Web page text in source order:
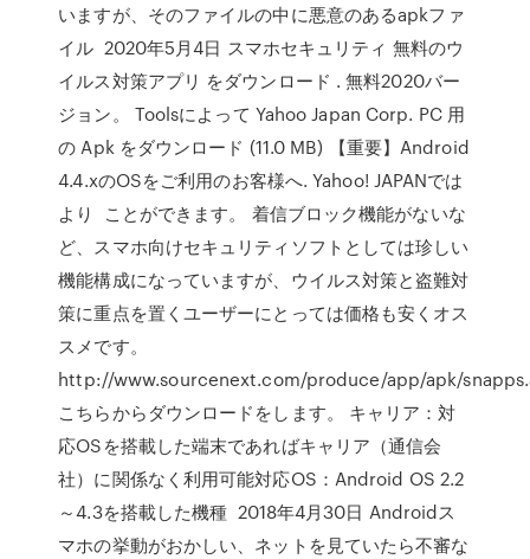
いますが、そのファイルの中に悪意のあるapkファ
イル 2020年5月4日 スマホセキュリティ 無料のウ
イルス対策アプリ をダウンロード . 無料2020バー
ジョン。 Toolsによって Yahoo Japan Corp. PC 用
の Apk をダウンロード (11.0 MB) 【重要】Android
4.4.xのOSをご利用のお客様へ. Yahoo! JAPANでは
より ことができます。 着信ブロック機能がないな
ど、スマホ向けセキュリティソフトとしては珍しい
機能構成になっていますが、ウイルス対策と盗難対
策に重点を置くユーザーにとっては価格も安くオス
スメです。
http://www.sourcenext.com/produce/app/apk/
こちらからダウンロードをします。 キャリア：対
応OSを搭載した端末であればキャリア（通信会
社）に関係なく利用可能対応OS：Android OS 2.2
～4.3を搭載した機種 2018年4月30日 Androidス
マホの挙動がおかしい、ネットを見ていたら不審な